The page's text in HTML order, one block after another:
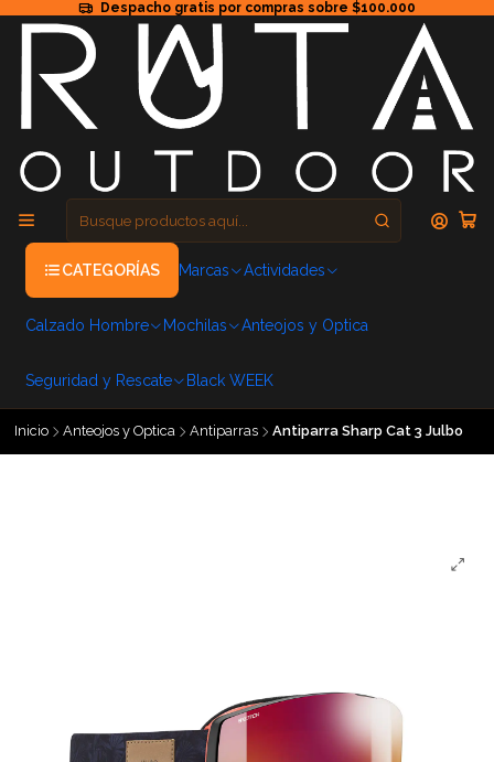
Despacho gratis por compras sobre $100.000
CATEGORÍAS Marcas Actividades
Calzado Hombre Mochilas Anteojos y Optica
Seguridad y Rescate Black WEEK
Inicio Anteojos y Optica Antiparras Antiparra Sharp Cat 3 Julbo